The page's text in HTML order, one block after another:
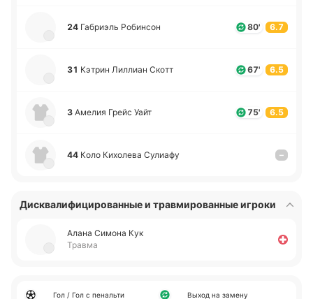
24 Га­бриэль Ро­би­нсон 80' 6.7
31 Кэтрин Ли­ллиан Скотт 67' 6.5
3 Амелия Грейс Уайт 75' 6.5
44 Коло Ки­хо­ле­ва Су­лиа­фу –
Дисквалифицированные и травмированные игроки
Алана Симона Кук
Травма
Гол / Гол с пенальти
Выход на замену